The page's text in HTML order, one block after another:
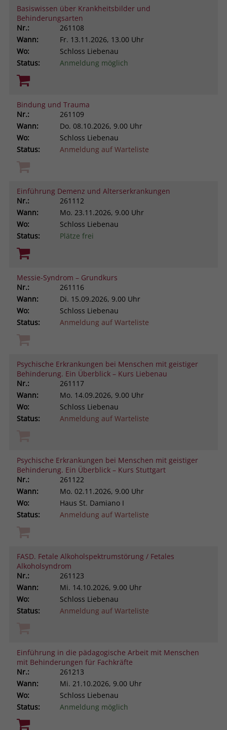
Basiswissen über Krankheitsbilder und
Behinderungsarten
Nr.:
261108
Wann:
Fr. 13.11.2026, 13.00 Uhr
Wo:
Schloss Liebenau
Status:
Anmeldung möglich
Bindung und Trauma
Nr.:
261109
Wann:
Do. 08.10.2026, 9.00 Uhr
Wo:
Schloss Liebenau
Status:
Anmeldung auf Warteliste
Einführung Demenz und Alterserkrankungen
Nr.:
261112
Wann:
Mo. 23.11.2026, 9.00 Uhr
Wo:
Schloss Liebenau
Status:
Plätze frei
Messie-Syndrom – Grundkurs
Nr.:
261116
Wann:
Di. 15.09.2026, 9.00 Uhr
Wo:
Schloss Liebenau
Status:
Anmeldung auf Warteliste
Psychische Erkrankungen bei Menschen mit geistiger
Behinderung. Ein Überblick – Kurs Liebenau
Nr.:
261117
Wann:
Mo. 14.09.2026, 9.00 Uhr
Wo:
Schloss Liebenau
Status:
Anmeldung auf Warteliste
Psychische Erkrankungen bei Menschen mit geistiger
Behinderung. Ein Überblick – Kurs Stuttgart
Nr.:
261122
Wann:
Mo. 02.11.2026, 9.00 Uhr
Wo:
Haus St. Damiano I
Status:
Anmeldung auf Warteliste
FASD. Fetale Alkoholspektrumstörung / Fetales
Alkoholsyndrom
Nr.:
261123
Wann:
Mi. 14.10.2026, 9.00 Uhr
Wo:
Schloss Liebenau
Status:
Anmeldung auf Warteliste
Einführung in die pädagogische Arbeit mit Menschen
mit Behinderungen für Fachkräfte
Nr.:
261213
Wann:
Mi. 21.10.2026, 9.00 Uhr
Wo:
Schloss Liebenau
Status:
Anmeldung möglich
Name PHPSESSID
Anbieter stiftung-liebenau.de
Laufzeit Session
allen Seitenanfragen bei.
Zweck
Browsers und die Einstellungen
exklusiv für diese Website zu speichern.
Dadurch wird gewährleistet, dass
Aktionen, die bei späteren Besuchen
derselben Website durchgeführt
werden, mit derselben
Name _clsk
Anbieter www.clarity.ms
Laufzeit 1 Jahr
Zweck
zu speichern und in einer einzigen
Sitzungsaufzeichnung
zusammenzufassen.